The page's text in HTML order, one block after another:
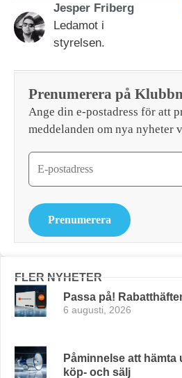
Jesper Friberg
Ledamot i
styrelsen.
Prenumerera på
Ange din e-postadress för att
meddelanden om nya nyheter
Prenumerera
FLER NYHETER
Passa på!
6 augusti, 2026
Påminnelse att
köp- och sälj